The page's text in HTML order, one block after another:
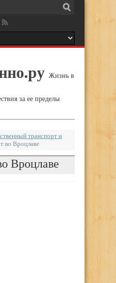
Жизнь в
за ее пределы
транспорт и
во Вроцлаве
Вроцлаве